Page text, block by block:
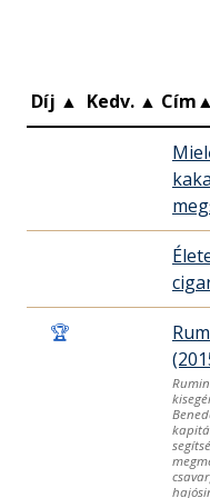
Díj ▲ Kedv. ▲ Cím▲
🏆